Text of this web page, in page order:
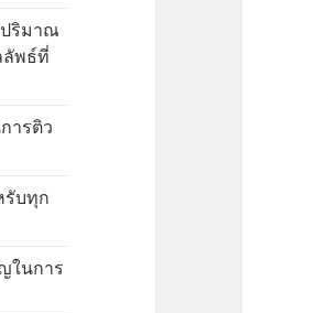
ริมาณ
ลัพธ์ที่
ารติว
บทุก
ในการ